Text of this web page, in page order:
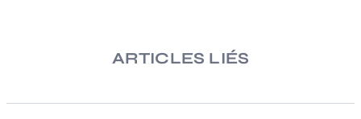
ARTICLES LIÉS